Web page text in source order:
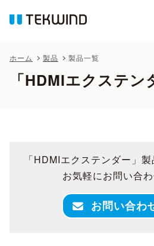
ホーム 製品 製品一覧
「HDMIエクステ
「HDMIエクステンダー」
お気軽にお問い合
お問い合わ